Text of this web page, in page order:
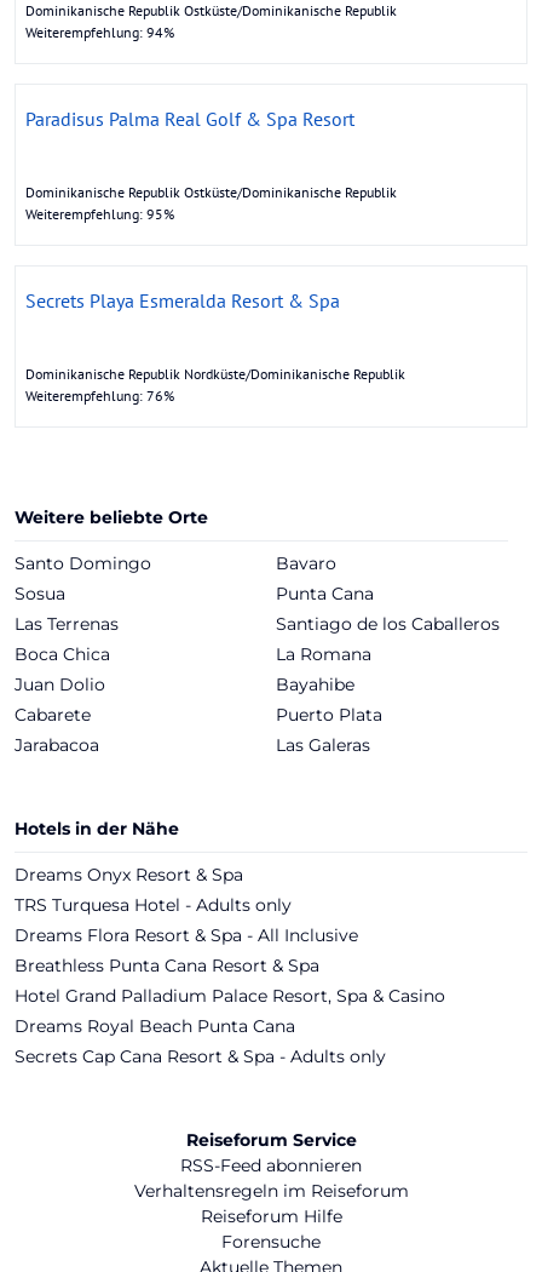
Dominikanische Republik Ostküste/Dominikanische Republik
Weiterempfehlung: 94%
Paradisus Palma Real Golf & Spa Resort
Dominikanische Republik Ostküste/Dominikanische Republik
Weiterempfehlung: 95%
Secrets Playa Esmeralda Resort & Spa
Dominikanische Republik Nordküste/Dominikanische Republik
Weiterempfehlung: 76%
Weitere beliebte Orte
Santo Domingo
Bavaro
Sosua
Punta Cana
Las Terrenas
Santiago de los Caballeros
Boca Chica
La Romana
Juan Dolio
Bayahibe
Cabarete
Puerto Plata
Jarabacoa
Las Galeras
Hotels in der Nähe
Dreams Onyx Resort & Spa
TRS Turquesa Hotel - Adults only
Dreams Flora Resort & Spa - All Inclusive
Breathless Punta Cana Resort & Spa
Hotel Grand Palladium Palace Resort, Spa & Casino
Dreams Royal Beach Punta Cana
Secrets Cap Cana Resort & Spa - Adults only
Reiseforum Service
RSS-Feed abonnieren
Verhaltensregeln im Reiseforum
Reiseforum Hilfe
Forensuche
Aktuelle Themen